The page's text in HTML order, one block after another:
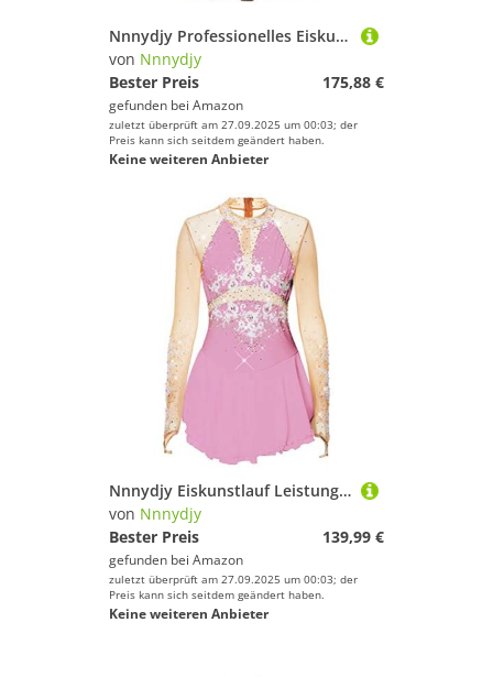
Nnnydjy Professionelles Eiskunstlauf Sport Tanzkleid Für Mädchen Lange Ärmel Mit Haken Wettkampfkostüm Für Rollschuhlaufen Rhythmische Sportgymnastik Trikots Für Damen,A,M
von Nnnydjy
Bester Preis
175,88 €
gefunden bei Amazon
zuletzt überprüft am 27.09.2025 um 00:03; der
Preis kann sich seitdem geändert haben.
Keine weiteren Anbieter
Nnnydjy Eiskunstlauf Leistung Kleid Aus Spitze Für Mädchen Hook Finger Langarm Gymnastik Trikot Handgefertigte Eislauf Tanzwettbewerbskleidung Für Damen Mit Diamant,G,XL
von Nnnydjy
Bester Preis
139,99 €
gefunden bei Amazon
zuletzt überprüft am 27.09.2025 um 00:03; der
Preis kann sich seitdem geändert haben.
Keine weiteren Anbieter